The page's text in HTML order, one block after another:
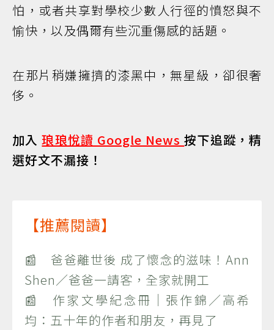
怕，或者共享對學校少數人行徑的憤怒與不
愉快，以及偶爾有些沉重傷感的話題。
在那片稍嫌擁擠的漆黑中，無星級，卻很奢
侈。
加入琅琅悅讀 Google News按下追蹤，精
選好文不漏接！
【推薦閱讀】
📰 爸爸離世後 成了懷念的滋味！Ann
Shen／爸爸一請客，全家就開工
📰 作家文學紀念冊｜張作錦／高希
均：五十年的作者和朋友，再見了